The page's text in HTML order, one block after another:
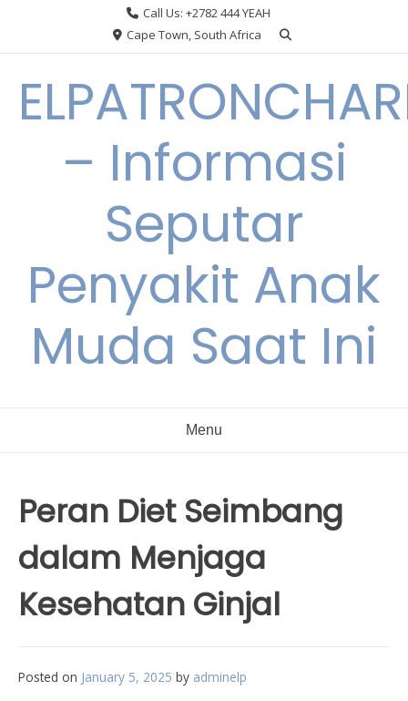
Call Us: +2782 444 YEAH
Cape Town, South Africa
– Informasi
Seputar
Penyakit Anak
Muda Saat Ini
Menu
Peran Diet Seimbang
dalam Menjaga
Kesehatan Ginjal
Posted on January 5, 2025 by adminelp